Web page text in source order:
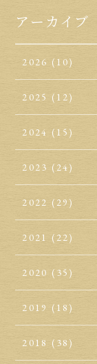
アーカイブ
2026 (10)
2025 (12)
2024 (15)
2023 (24)
2022 (29)
2021 (22)
2020 (35)
2019 (18)
2018 (38)